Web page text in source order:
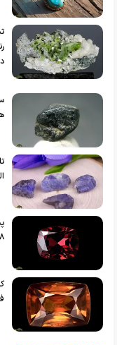
۸ میلیارد تومان قیمت دارد